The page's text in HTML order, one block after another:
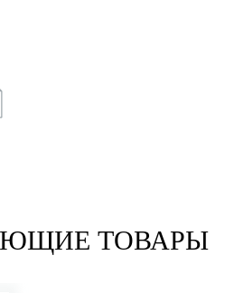
ТОВАРЫ